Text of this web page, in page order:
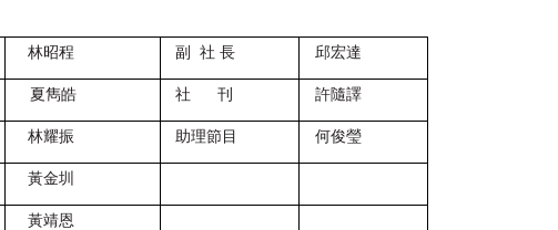
林昭程 副 社 長 邱宏達
夏雋皓 社 刊 許隨譯
林耀振 助理節目 何俊瑩
黃金圳
黃靖恩